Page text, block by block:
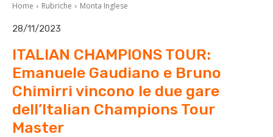
Home Rubriche Monta Inglese
28/11/2023
ITALIAN CHAMPIONS TOUR:
Emanuele Gaudiano e Bruno
Chimirri vincono le due gare
dell’Italian Champions Tour
Master